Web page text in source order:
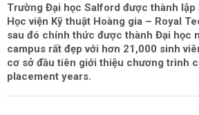
Trường Đại học Salford được thành lập
Học viện Kỹ thuật Hoàng gia – Royal
sau đó chính thức được thành Đại học
campus rất đẹp với hơn 21,000 sinh
cơ sở đầu tiên giới thiệu chương trình
placement years.